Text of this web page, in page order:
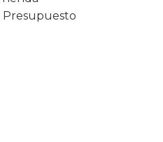
Presupuesto